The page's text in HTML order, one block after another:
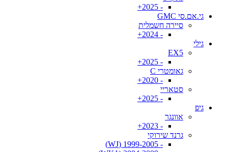
- 2025+
גי.אם.סי GMC
סיירה חשמלית
- 2024+
גילי
EX5
- 2025+
גאומטרי C
- 2020+
סטאריי
- 2025+
גיפ
אוונגר
- 2023+
גרנד שירוקי
- 1999-2005 (WJ)